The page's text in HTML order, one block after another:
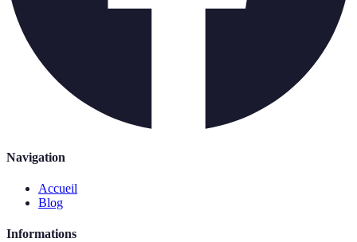
Navigation
Accueil
Blog
Informations